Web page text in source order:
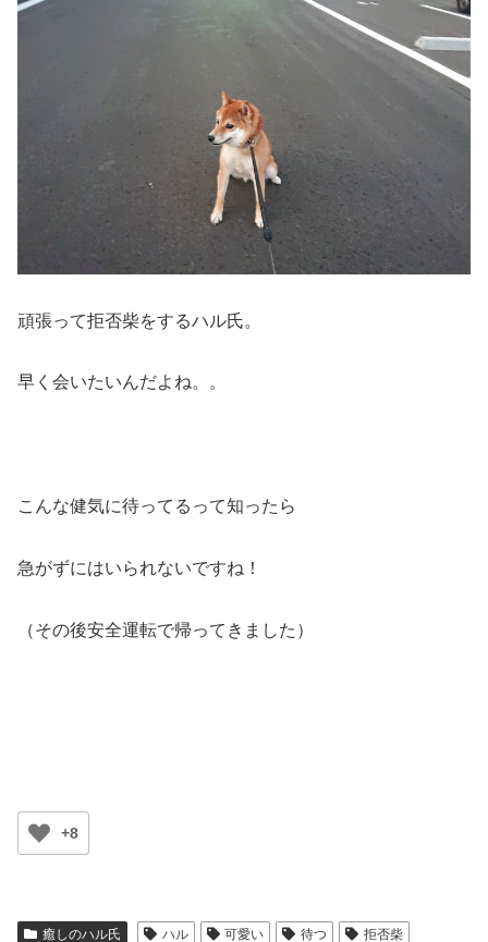
頑張って拒否柴をするハル氏。
早く会いたいんだよね。。
こんな健気に待ってるって知ったら
急がずにはいられないですね！
（その後安全運転で帰ってきました）
+8
癒しのハル氏 ハル 可愛い 待つ
拒否柴